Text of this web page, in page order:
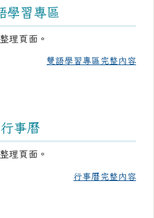
學習專區
理頁面。
雙語學習專區完整內容
行事曆
理頁面。
行事曆完整內容